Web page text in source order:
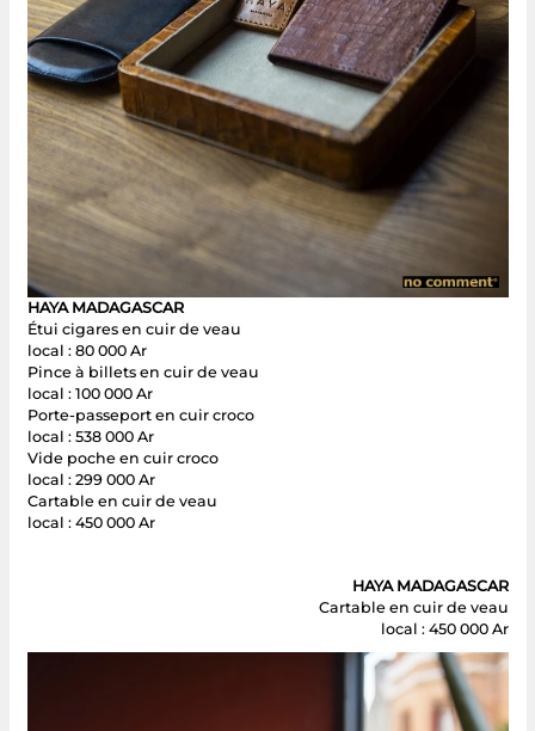
HAYA MADAGASCAR
Étui cigares en cuir de veau
local : 80 000 Ar
Pince à billets en cuir de veau
local : 100 000 Ar
Porte-passeport en cuir croco
local : 538 000 Ar
Vide poche en cuir croco
local : 299 000 Ar
Cartable en cuir de veau
local : 450 000 Ar
HAYA MADAGASCAR
Cartable en cuir de veau
local : 450 000 Ar